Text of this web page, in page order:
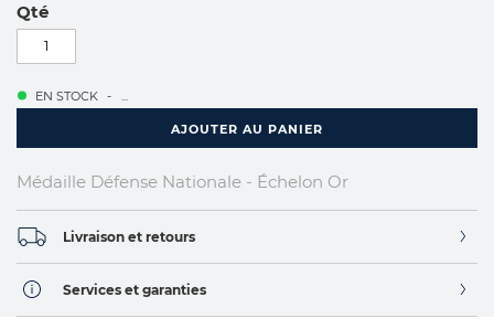
Qté
EN STOCK
AJOUTER AU PANIER
Médaille Défense Nationale - Échelon Or
Livraison et retours
Services et garanties